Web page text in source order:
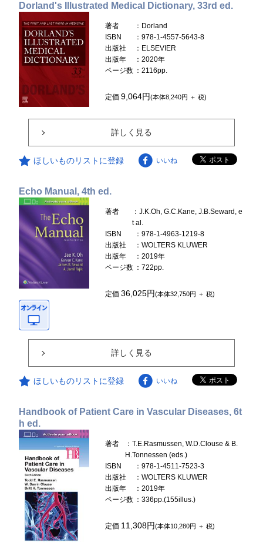
Dorland's Illustrated Medical Dictionary, 33rd ed.
著者
：Dorland
ISBN
：978-1-4557-5643-8
出版社
：ELSEVIER
出版年
：2020年
ページ数 ：2116pp.
定価9,064円(本体8,240円 ＋ 税)
詳しく見る
ほしいものリストに登録 いいね
Echo Manual, 4th ed.
著者
：J.K.Oh, G.C.Kane, J.B.Seward, e
t al.
ISBN
：978-1-4963-1219-8
出版社
：WOLTERS KLUWER
出版年
：2019年
ページ数 ：722pp.
定価36,025円(本体32,750円 ＋ 税)
詳しく見る
ほしいものリストに登録 いいね
Handbook of Patient Care in Vascular Diseases, 6t
h ed.
著者
：T.E.Rasmussen, W.D.Clouse & B.
H.Tonnessen (eds.)
ISBN
：978-1-4511-7523-3
出版社
：WOLTERS KLUWER
出版年
：2019年
ページ数 ：336pp.(155illus.)
定価 11,308円(本体10,280円 ＋ 税)